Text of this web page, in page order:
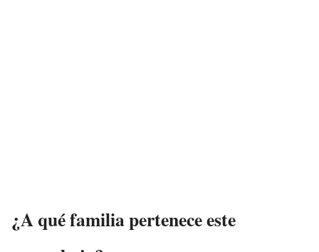
¿A qué familia pertenece este